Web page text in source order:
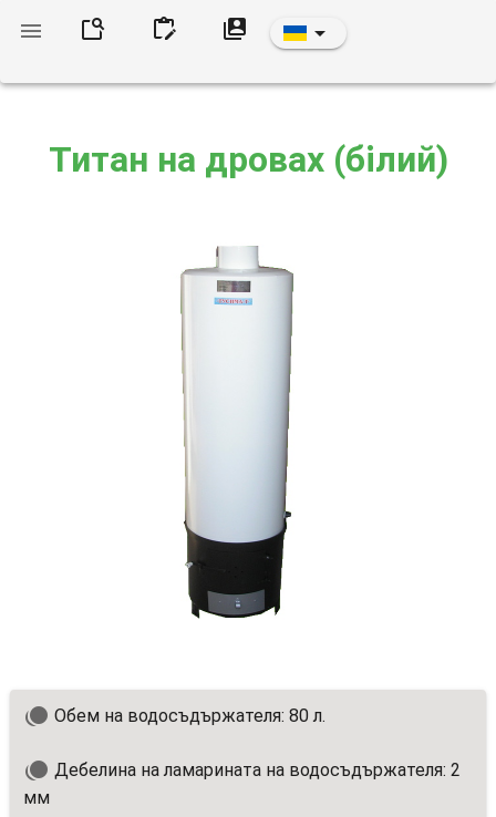
Титан на дровах (білий)
Обем на водосъдържателя: 80 л.
Дебелина на ламарината на водосъдържателя: 2
мм